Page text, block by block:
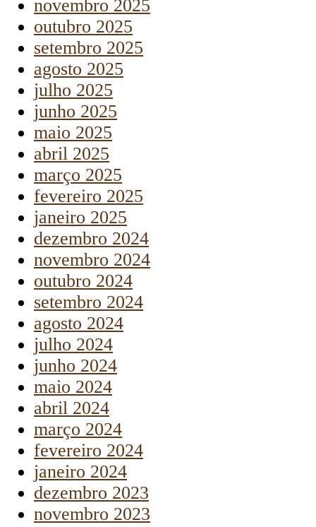
novembro 2025
outubro 2025
setembro 2025
agosto 2025
julho 2025
junho 2025
maio 2025
abril 2025
março 2025
fevereiro 2025
janeiro 2025
dezembro 2024
novembro 2024
outubro 2024
setembro 2024
agosto 2024
julho 2024
junho 2024
maio 2024
abril 2024
março 2024
fevereiro 2024
janeiro 2024
dezembro 2023
novembro 2023